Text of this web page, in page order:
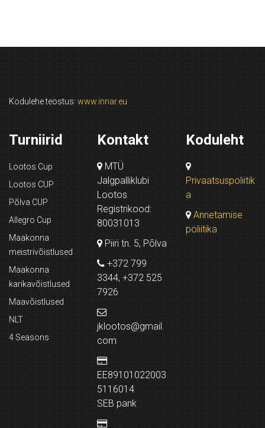
Kodulehe teostus: www.innar.eu
Turniirid
Lootos Cup
Lootos CUP
Põlva CUP
Allegro Cup
Maakonna
meistrivõistlused
Maakonna
karikavõistlused
Maavõistlused
NLT
4 Seasons
Kontakt
MTÜ
Jalgpalliklubi
Lootos
Registrikood:
80031013
Piiri tn. 5, Põlva
+372 799
3344, +372 525
7926
jklootos@gmail.
com
EE89101022003
5116014
SEB pank
Koduleht
Privaatsuspoliitik
a
Annetamise
poliitika